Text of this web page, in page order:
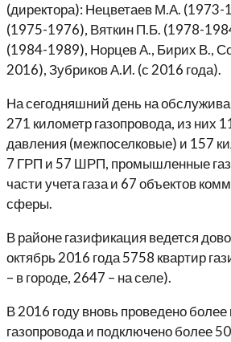
(директора): Нецветаев М.А.
(1975-1976), Вяткин П.Б. (1978-
(1984-1989), Норцев А., Бирих В.,
2016), Зубриков А.И. (с 2016 года).
На сегодняшний день на
271 километр газопровода, из них
давления (межпоселковые) и 157
7 ГРП и 57 ШРП, промышленные
части учета газа и 67 объектов
сферы.
В районе газификация ведется
октябрь 2016 года 5758 квартир
– в городе, 2647 – на селе).
В 2016 году вновь проведено
газопровода и подключено более